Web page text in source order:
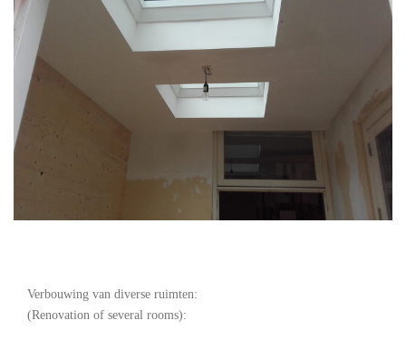
Verbouwing van diverse ruimten:
(Renovation of several rooms):